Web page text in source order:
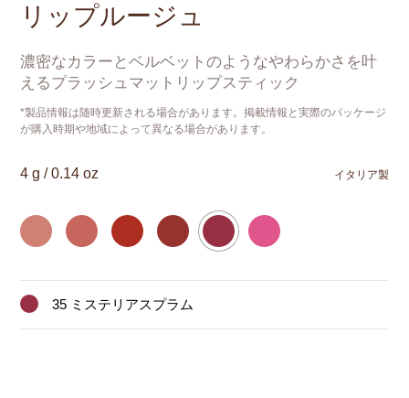
リップルージュ
濃密なカラーとベルベットのようなやわらかさを叶
えるプラッシュマットリップスティック
*製品情報は随時更新される場合があります。掲載情報と実際のパッケージ
が購入時期や地域によって異なる場合があります。
4 g / 0.14 oz イタリア製
35 ミステリアスプラム